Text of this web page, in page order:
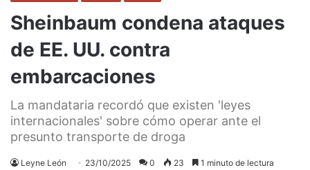
Sheinbaum condena ataques
de EE. UU. contra
embarcaciones
La mandataria recordó que existen 'leyes
internacionales' sobre cómo operar ante el
presunto transporte de droga
Leyne León 23/10/2025 0 23 1 minuto de lectura